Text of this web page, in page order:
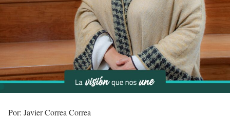
Por: Javier Correa Correa